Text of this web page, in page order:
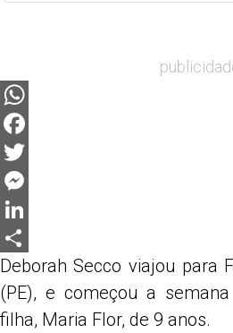
WhatsApp
Facebook
Twitter
Messenger
LinkedIn
Share
Deborah Secco viajou para
(PE), e começou a
filha, Maria Flor, de 9 anos.